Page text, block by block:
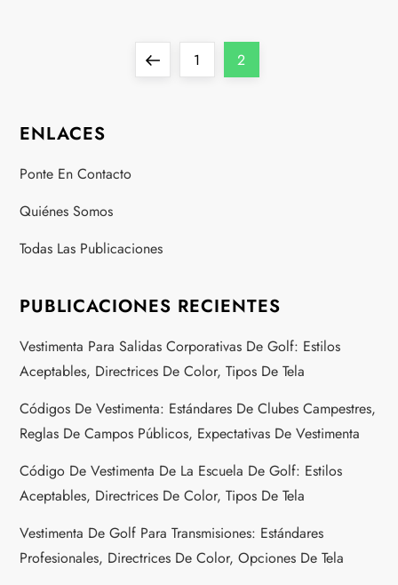
s
t
s
a
g
i
n
a
t
i
PreviousPage
1 Page
2
ENLACES
Ponte En Contacto
Quiénes Somos
Todas Las Publicaciones
PUBLICACIONES RECIENTES
Vestimenta Para Salidas Corporativas De Golf: Estilos
Aceptables, Directrices De Color, Tipos De Tela
Códigos De Vestimenta: Estándares De Clubes Campestres,
Reglas De Campos Públicos, Expectativas De Vestimenta
Código De Vestimenta De La Escuela De Golf: Estilos
Aceptables, Directrices De Color, Tipos De Tela
Vestimenta De Golf Para Transmisiones: Estándares
Profesionales, Directrices De Color, Opciones De Tela